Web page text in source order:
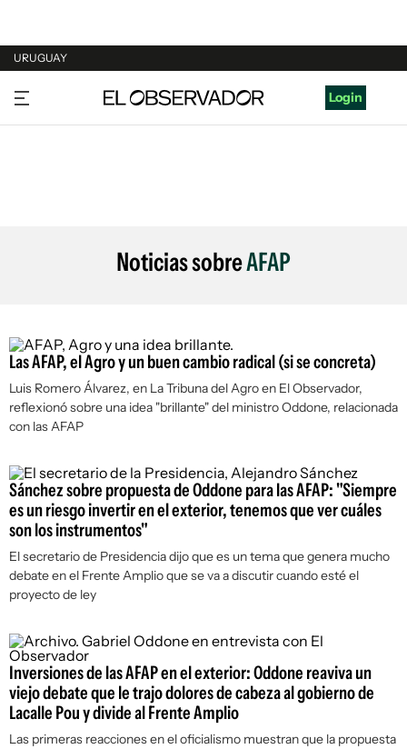
URUGUAY
URUGUAY
ARGENTINA
Login
Noticias sobreAFAP
Las AFAP, el Agro y un buen cambio radical (si se concreta)
Luis Romero Álvarez, en La Tribuna del Agro en El Observador,
reflexionó sobre una idea "brillante" del ministro Oddone, relacionada
con las AFAP
Sánchez sobre propuesta de Oddone para las AFAP: "Siempre
es un riesgo invertir en el exterior, tenemos que ver cuáles
son los instrumentos"
El secretario de Presidencia dijo que es un tema que genera mucho
debate en el Frente Amplio que se va a discutir cuando esté el
proyecto de ley
Inversiones de las AFAP en el exterior: Oddone reaviva un
viejo debate que le trajo dolores de cabeza al gobierno de
Lacalle Pou y divide al Frente Amplio
Las primeras reacciones en el oficialismo muestran que la propuesta